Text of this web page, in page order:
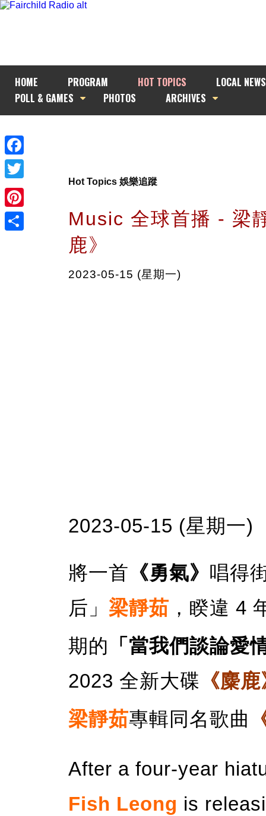
HOME PROGRAM HOT TOPICS
LOCAL NEWS
POLL & GAMES
PHOTOS ARCHIVES
Facebook
Twitter
Pinterest
Hot Topics 娛樂追蹤
Music 全球首播 - 梁
鹿》
2023-05-15 (星期一)
2023-05-15 (星期一)
將一首 《勇氣》 唱得
后」 梁靜茹 ，睽違 4
期的 「當我們談論愛
2023 全新大碟 《麋
梁靜茹專輯同名歌曲
After a four-year
Fish Leong is